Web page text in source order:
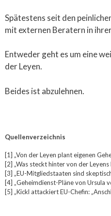
Spätestens seit den
mit externen Beratern in
Entweder geht es um eine
der Leyen.
Beides ist abzulehnen.
Quellenverzeichnis
[1] „Von der Leyen plant eigenen
[2] „Was steckt hinter von der
[3] „EU-Mitgliedstaaten sind
[4] „Geheimdienst-Pläne von Ursula
[5] „Kickl attackiert EU-Chefin: